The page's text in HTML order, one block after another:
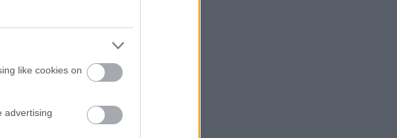
like cookies on
advertising
στην